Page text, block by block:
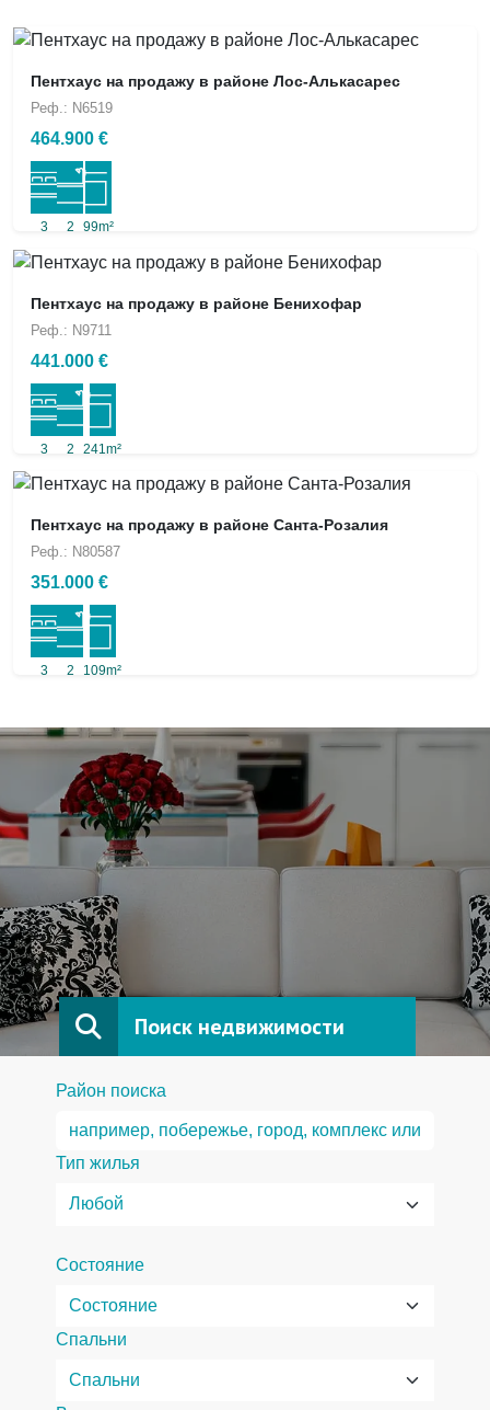
Пентхаус на продажу в районе Лос-Алькасарес
Реф.: N6519
464.900 €
3 2 99m²
Пентхаус на продажу в районе Бенихофар
Реф.: N9711
441.000 €
3 2 241m²
Пентхаус на продажу в районе Санта-Розалия
Реф.: N80587
351.000 €
3 2 109m²
Поиск недвижимости
Район поиска
Тип жилья
Состояние
Спальни